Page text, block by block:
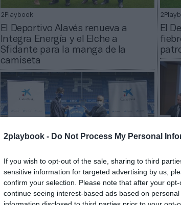
2playbook - Do Not Process My Personal
If you wish to opt-out of the sale, sharing to third
sensitive information for targeted advertising by us,
confirm your selection. Please note that after your
continue seeing interest-based ads based on
2Playbook
El Deportivo Alavés renueva a
Integra Energía y el Elche a
Sfidante para la manga de la
camiseta
El Deportivo Alavés renueva a
Caixabank como patrocinador
El
su